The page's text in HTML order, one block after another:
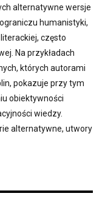
alternatywne wersje
humanistyki,
często
Na przykładach
których autorami
pokazuje przy tym
obiektywności
wiedzy.
alternatywne, utwory